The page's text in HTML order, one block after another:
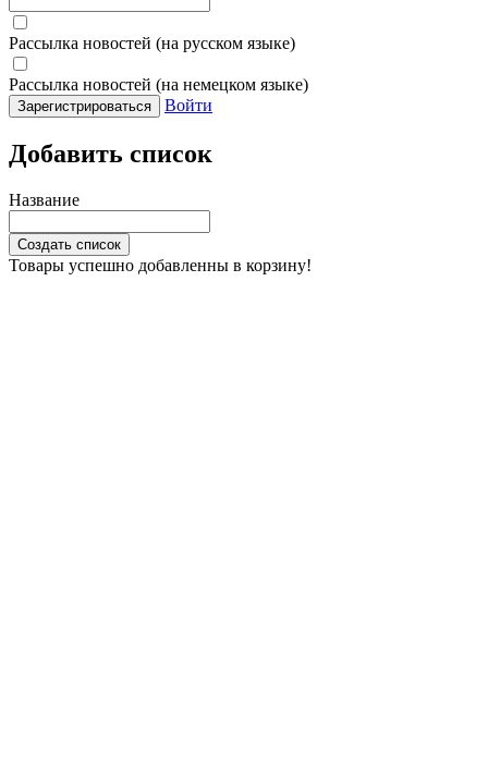
Рассылка новостей (на русском языке)
Рассылка новостей (на немецком языке)
Зарегистрироваться Войти
Добавить список
Название
Создать список
Товары успешно добавленны в корзину!